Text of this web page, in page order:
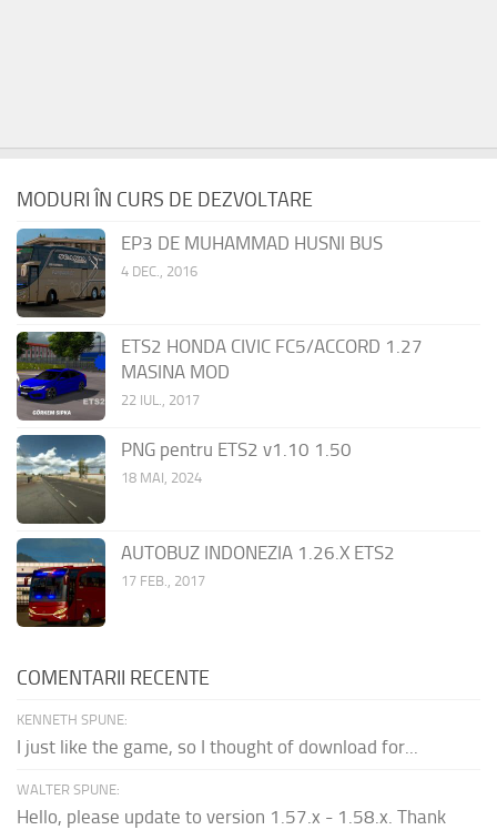
MODURI ÎN CURS DE DEZVOLTARE
EP3 DE MUHAMMAD HUSNI BUS
4 DEC., 2016
ETS2 HONDA CIVIC FC5/ACCORD 1.27
MASINA MOD
22 IUL., 2017
PNG pentru ETS2 v1.10 1.50
18 MAI, 2024
AUTOBUZ INDONEZIA 1.26.X ETS2
17 FEB., 2017
COMENTARII RECENTE
KENNETH SPUNE:
I just like the game, so I thought of download for...
WALTER SPUNE:
Hello, please update to version 1.57.x - 1.58.x. Thank